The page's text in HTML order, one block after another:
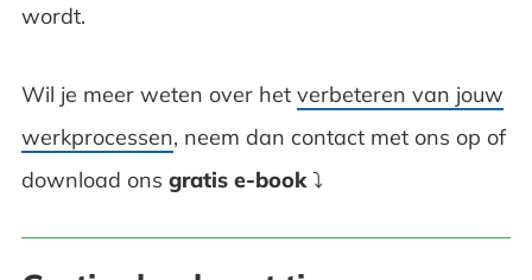
wordt.
Wil je meer weten over het verbeteren van jouw
werkprocessen, neem dan contact met ons op of
download ons gratis e-book⤵